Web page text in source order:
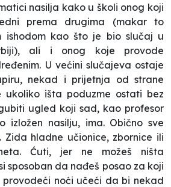
nasilja kako u školi onog koji
prema drugima (makar to
ishodom kao što je bio slučaj u
ali i onog koje provode
U većini slučajeva ostaje
nekad i prijetnja od strane
ukoliko išta poduzme ostati bez
ugled koji sad, kao profesor
izložen nasilju, ima. Obično sve
hladne učionice, zbornice ili
Ćuti, jer ne možeš ništa
sposoban da nađeš posao za koji
provodeći noći učeći da bi nekad